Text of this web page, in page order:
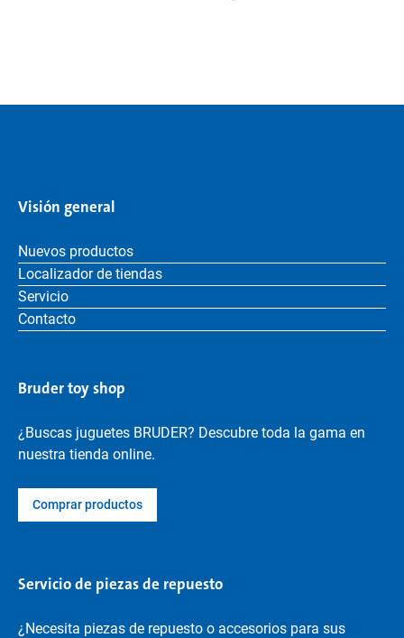
Visión general
Nuevos productos
Localizador de tiendas
Servicio
Contacto
Bruder toy shop
¿Buscas juguetes BRUDER? Descubre toda la gama en
nuestra tienda online.
Comprar productos
Servicio de piezas de repuesto
¿Necesita piezas de repuesto o accesorios para sus